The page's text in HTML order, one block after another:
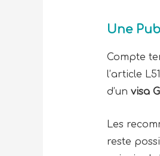
Une
Compte
l’article
d’un visa
Les
reste